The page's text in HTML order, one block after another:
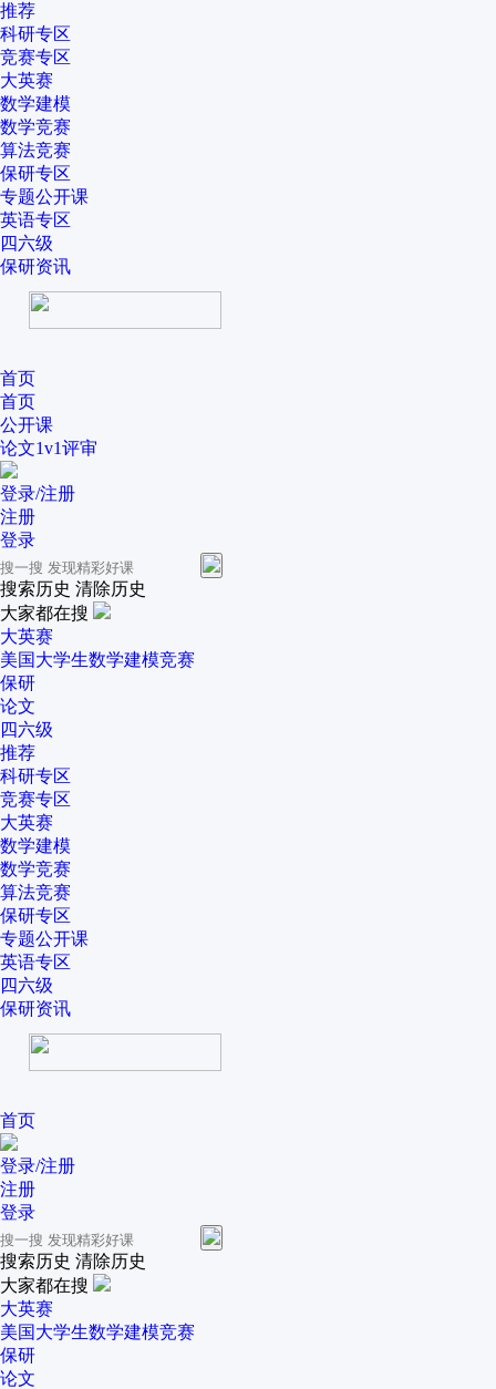
推荐
科研专区
竞赛专区
大英赛
数学建模
数学竞赛
算法竞赛
保研专区
专题公开课
英语专区
四六级
保研资讯
首页
首页
公开课
论文1v1评审
登录/注册
注册
登录
搜索历史 清除历史
大家都在搜
大英赛
美国大学生数学建模竞赛
保研
论文
四六级
推荐
科研专区
竞赛专区
大英赛
数学建模
数学竞赛
算法竞赛
保研专区
专题公开课
英语专区
四六级
保研资讯
首页
登录/注册
注册
登录
搜索历史 清除历史
大家都在搜
大英赛
美国大学生数学建模竞赛
保研
论文